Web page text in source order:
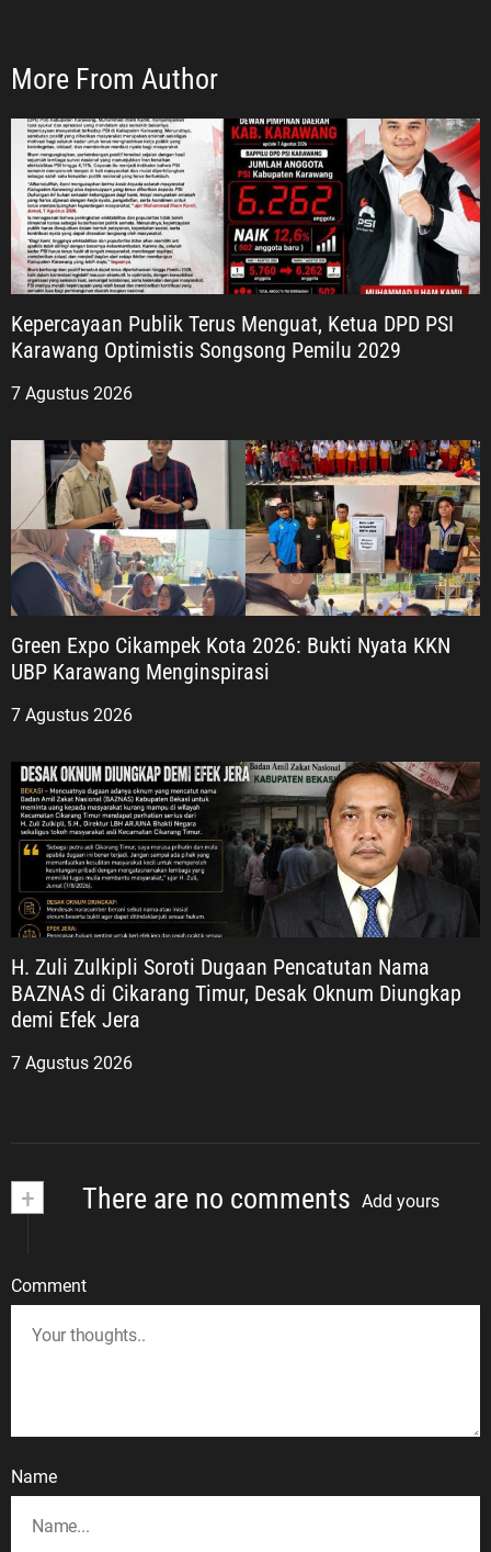
More From Author
Kepercayaan Publik Terus Menguat, Ketua DPD PSI
Karawang Optimistis Songsong Pemilu 2029
7 Agustus 2026
Green Expo Cikampek Kota 2026: Bukti Nyata KKN
UBP Karawang Menginspirasi
7 Agustus 2026
H. Zuli Zulkipli Soroti Dugaan Pencatutan Nama
BAZNAS di Cikarang Timur, Desak Oknum Diungkap
demi Efek Jera
7 Agustus 2026
+ There are no comments Add yours
Comment
Name